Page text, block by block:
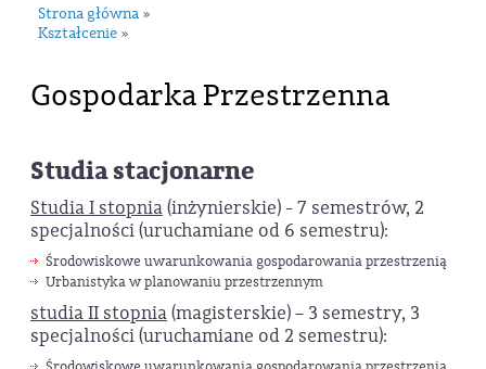
Strona główna »
Kształcenie »
Gospodarka Przestrzenna
Studia stacjonarne
Studia I stopnia(inżynierskie) - 7 semestrów, 2
specjalności (uruchamiane od 6 semestru):
Środowiskowe uwarunkowania gospodarowania przestrzenią
Urbanistyka w planowaniu przestrzennym
studia II stopnia(magisterskie) – 3 semestry, 3
specjalności (uruchamiane od 2 semestru):